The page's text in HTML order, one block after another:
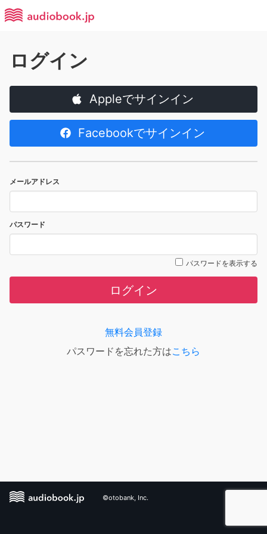
ログイン
Appleでサインイン
Facebookでサインイン
メールアドレス
パスワード
パスワードを表示する
ログイン
無料会員登録
パスワードを忘れた方はこちら
©otobank, Inc.